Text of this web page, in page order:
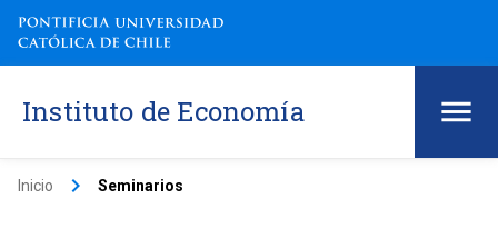
Instituto de Economía
Inicio keyboard_arrow_right Seminarios